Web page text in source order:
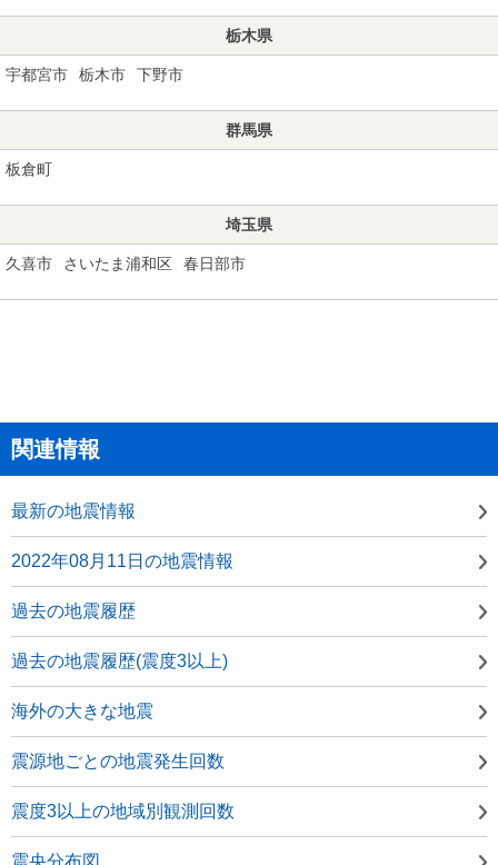
栃木県
宇都宮市 栃木市 下野市
群馬県
板倉町
埼玉県
久喜市 さいたま浦和区 春日部市
関連情報
最新の地震情報
2022年08月11日の地震情報
過去の地震履歴
過去の地震履歴(震度3以上)
海外の大きな地震
震源地ごとの地震発生回数
震度3以上の地域別観測回数
震央分布図